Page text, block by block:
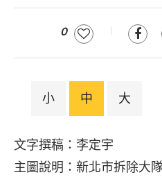
0
小 中 大
文字撰稿：李定宇
主圖說明：新北市拆除大